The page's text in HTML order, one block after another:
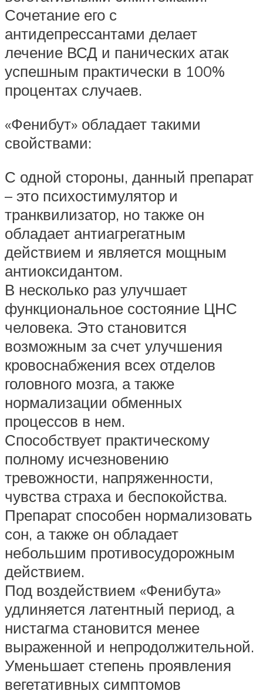
Сочетание его с
антидепрессантами делает
лечение ВСД и панических атак
успешным практически в 100%
процентах случаев.
«Фенибут» обладает такими
свойствами:
С одной стороны, данный препарат
– это психостимулятор и
транквилизатор, но также он
обладает антиагрегатным
действием и является мощным
антиоксидантом.
В несколько раз улучшает
функциональное состояние ЦНС
человека. Это становится
возможным за счет улучшения
кровоснабжения всех отделов
головного мозга, а также
нормализации обменных
процессов в нем.
Способствует практическому
полному исчезновению
тревожности, напряженности,
чувства страха и беспокойства.
Препарат способен нормализовать
сон, а также он обладает
небольшим противосудорожным
действием.
Под воздействием «Фенибута»
удлиняется латентный период, а
нистагма становится менее
выраженной и непродолжительной.
Уменьшает степень проявления
вегетативных симптомов